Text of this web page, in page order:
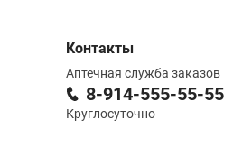
Контакты
Аптечная служба заказов
8-914-555-55-55
Круглосуточно